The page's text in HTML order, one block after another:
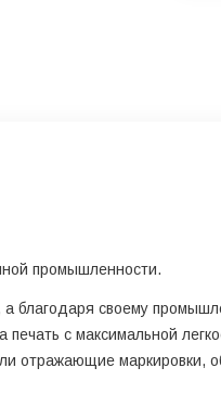
промышленности.
благодаря своему
с максимальной
отражающие маркировки,